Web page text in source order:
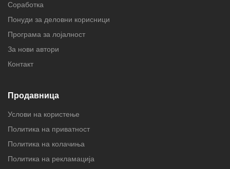
Соработка
Понуди за деловни корисници
Програма за лојалност
За нови автори
Контакт
Продавница
Услови на користење
Политика на приватност
Политика на колачиња
Политика на рекламација